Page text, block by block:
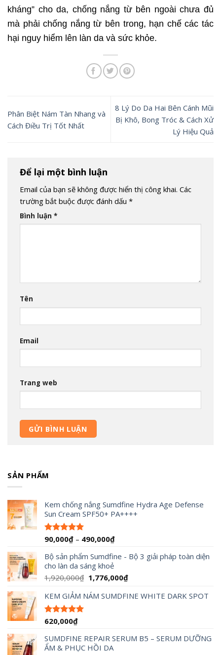
kháng” cho da, chống nắng từ bên ngoài chưa đủ
mà phải chống nắng từ bên trong, hạn chế các tác
hại nguy hiểm lên làn da và sức khỏe.
Phân Biệt Nám Tàn Nhang và
Cách Điều Trị Tốt Nhất
8 Lý Do Da Hai Bên Cánh Mũi
Bị Khô, Bong Tróc & Cách Xử
Lý Hiệu Quả
Để lại một bình luận
Email của bạn sẽ không được hiển thị công khai. Các
trường bắt buộc được đánh dấu *
Bình luận *
Tên
Email
Trang web
SẢN PHẨM
Kem chống nắng Sumdfine Hydra Age Defense
Sun Cream SPF50+ PA++++
Được xếp
5 sao
90,000₫ – 490,000₫Khoảng
từ
đến
Bộ sản phẩm Sumdfine - Bộ 3 giải pháp toàn diện
cho làn da sáng khoẻ
1,920,000₫ Giá
là:
1,776,000₫Giá
tại
KEM GIẢM NÁM SUMDFINE WHITE DARK SPOT
Được xếp
5 sao
620,000₫
SUMDFINE REPAIR SERUM B5 – SERUM DƯỠNG
ẨM & PHỤC HỒI DA